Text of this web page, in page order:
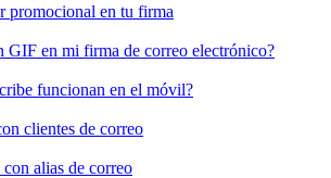
promocional en tu firma
GIF en mi firma de correo electrónico?
funcionan en el móvil?
clientes de correo
alias de correo